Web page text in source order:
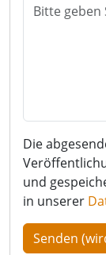
Die
und
in unserer